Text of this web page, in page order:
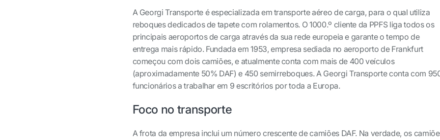
A Georgi Transporte é especializada em transporte aéreo de carga, para o qual utiliza
reboques dedicados de tapete com rolamentos. O 1000.º cliente da PPFS liga todos os
principais aeroportos de carga através da sua rede europeia e garante o tempo de
entrega mais rápido. Fundada em 1953, empresa sediada no aeroporto de Frankfurt
começou com dois camiões, e atualmente conta com mais de 400 veículos
(aproximadamente 50% DAF) e 450 semirreboques. A Georgi Transporte conta com
funcionários a trabalhar em 9 escritórios por toda a Europa.
Foco no transporte
A frota da empresa inclui um número crescente de camiões DAF. Na verdade, os